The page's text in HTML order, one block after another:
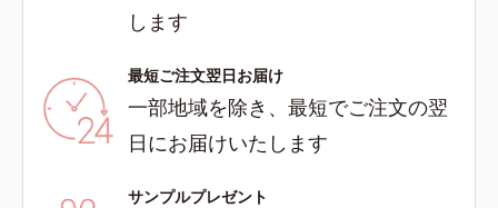
します
最短ご注文翌日お届け
一部地域を除き、最短でご注文の翌
日にお届けいたします
サンプルプレゼント